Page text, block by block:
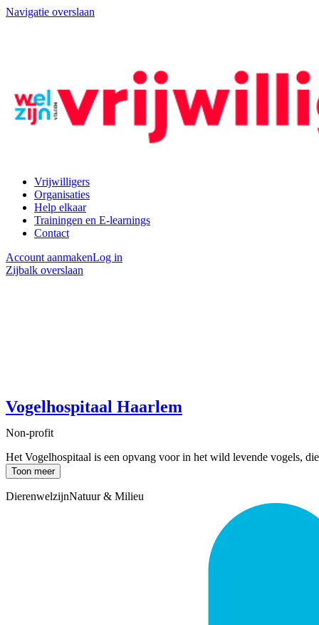
Navigatie overslaan
Vrijwilligers
Organisaties
Help elkaar
Trainingen en E-learnings
Contact
Account aanmakenLog in
Zijbalk overslaan
Vogelhospitaal Haarlem
Non-profit
Het Vogelhospitaal is een opvang voor in het wild levende vogels,
Toon meer
DierenwelzijnNatuur & Milieu